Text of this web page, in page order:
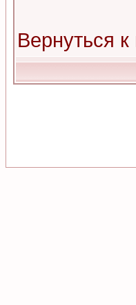
Вернуться к